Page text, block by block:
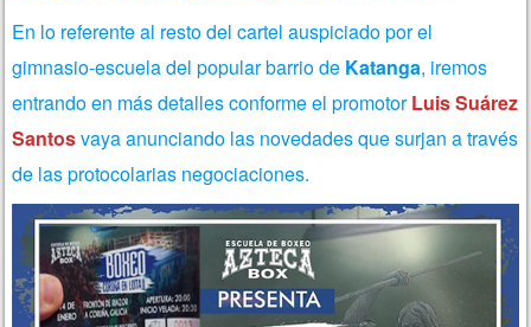
En lo referente al resto del cartel auspiciado por el
gimnasio-escuela del popular barrio de Katanga, iremos
entrando en más detalles conforme el promotorLuis Suárez
Santosvaya anunciando las novedades que surjan a través
de las protocolarias negociaciones.